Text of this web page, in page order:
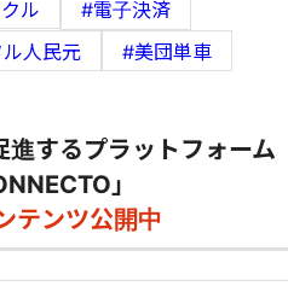
ル
#電子決済
人民元
#美団単車
進するプラットフォーム
」
テンツ公開中